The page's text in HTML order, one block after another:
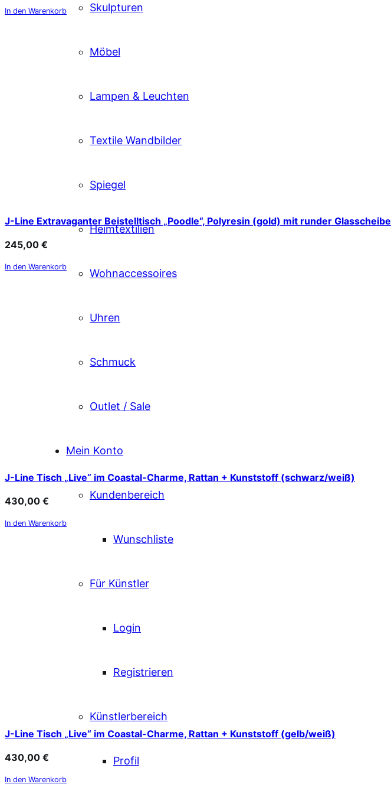
Skulpturen
Möbel
Lampen & Leuchten
Textile Wandbilder
Spiegel
Heimtextilien
Wohnaccessoires
Uhren
Schmuck
Outlet / Sale
Mein Konto
Kundenbereich
Wunschliste
Für Künstler
Login
Registrieren
Künstlerbereich
Profil
In den Warenkorb
J-Line Extravaganter Beistelltisch „Poodle“, Polyresin (gold) mit runder Glasscheibe
245,00 €
In den Warenkorb
J-Line Tisch „Live“ im Coastal-Charme, Rattan + Kunststoff (schwarz/weiß)
430,00 €
In den Warenkorb
J-Line Tisch „Live“ im Coastal-Charme, Rattan + Kunststoff (gelb/weiß)
430,00 €
In den Warenkorb